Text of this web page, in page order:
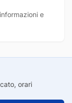
e
orari